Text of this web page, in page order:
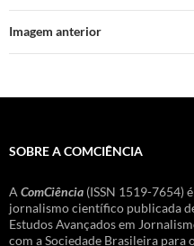
Imagem anterior
SOBRE A COMCIÊNCIA
A ComCiência (ISSN 1519-7654)
jornalismo científico publicada
Estudos Avançados em
com a Sociedade Brasileira para